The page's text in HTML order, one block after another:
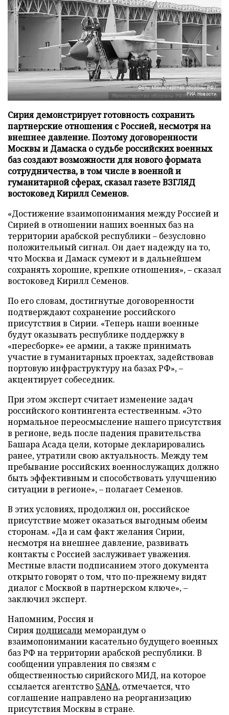
Фото: Министерство обороны РФ/
РИА Новости
Сирия демонстрирует готовность сохранить
партнерские отношения с Россией, несмотря на
внешнее давление. Поэтому договоренности
Москвы и Дамаска о судьбе российских военных
баз создают возможности для нового формата
сотрудничества, в том числе в военной и
гуманитарной сферах, сказал газете ВЗГЛЯД
востоковед Кирилл Семенов.
«Достижение взаимопонимания между Россией и
Сирией в отношении наших военных баз на
территории арабской республики – безусловно
положительный сигнал. Он дает надежду на то,
что Москва и Дамаск сумеют и в дальнейшем
сохранять хорошие, крепкие отношения», – сказал
востоковед Кирилл Семенов.
По его словам, достигнутые договоренности
подтверждают сохранение российского
присутствия в Сирии. «Теперь наши военные
будут оказывать республике поддержку в
«пересборке» ее армии, а также принимать
участие в гуманитарных проектах, задействовав
портовую инфраструктуру на базах РФ», –
акцентирует собеседник.
При этом эксперт считает изменение задач
российского контингента естественным. «Это
нормальное переосмысление нашего присутствия
в регионе, ведь после падения правительства
Башара Асада цели, которые декларировались
ранее, утратили свою актуальность. Между тем
пребывание российских военнослужащих должно
быть эффективным и способствовать улучшению
ситуации в регионе», – полагает Семенов.
В этих условиях, продолжил он, российское
присутствие может оказаться выгодным обеим
сторонам. «Да и сам факт желания Сирии,
несмотря на внешнее давление, развивать
контакты с Россией заслуживает уважения.
Местные власти подписанием этого документа
открыто говорят о том, что по-прежнему видят
диалог с Москвой в партнерском ключе», –
заключил эксперт.
Напомним, Россия и
Сирияподписалимеморандум о
взаимопонимании касательно будущего военных
баз РФ на территории арабской республики. В
сообщении управления по связям с
общественностью сирийского МИД, на которое
ссылается агентство SANA, отмечается, что
соглашение направлено на реорганизацию
присутствия Москвы в стране.